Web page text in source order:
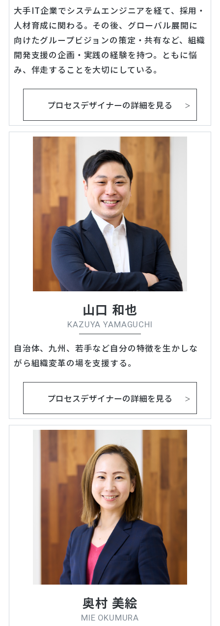
大手IT企業でシステムエンジニアを経て、採用・
人材育成に関わる。その後、グローバル展開に
向けたグループビジョンの策定・共有など、組織
開発支援の企画・実践の経験を持つ。ともに悩
み、伴走することを大切にしている。
プロセスデザイナーの詳細を見る
山口 和也
KAZUYA YAMAGUCHI
自治体、九州、若手など自分の特徴を生かしな
がら組織変革の場を支援する。
プロセスデザイナーの詳細を見る
奥村 美絵
MIE OKUMURA